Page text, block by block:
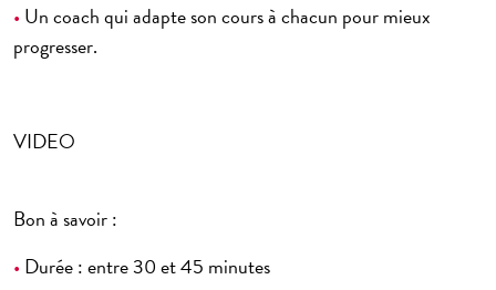
• Un coach qui adapte son cours à chacun pour mieux
progresser.
VIDEO
Bon à savoir :
• Durée : entre 30 et 45 minutes